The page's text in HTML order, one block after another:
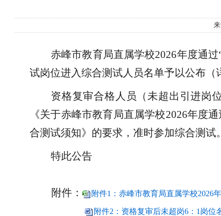
赤峰市教育局直属学校2026年度通过
试岗位进入综合测试人员名单予以公布（
资格复审合格人员（未超出引进岗
《关于赤峰市教育局直属学校2026年度
合测试须知》的要求，准时参加综合测试
特此公告
附件： 附件1：赤峰市教育局直属学校2026
附件2：资格复审后未超岗6：1岗位